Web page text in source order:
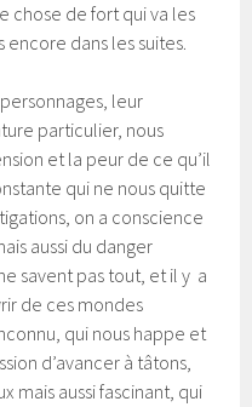
chose de fort qui va les
dans les suites.
leur
particulier, nous
et la peur de ce qu’il
qui ne nous quitte
on a conscience
aussi du danger
savent pas tout, et il y a
de ces mondes
qui nous happe et
d’avancer à tâtons,
mais aussi fascinant, qui